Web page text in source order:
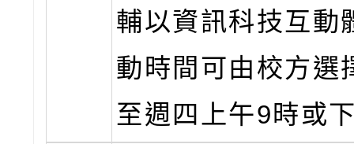
輔以資訊科技互動
動時間可由校方選
至週四上午9時或